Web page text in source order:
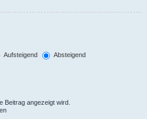
Aufsteigend
Absteigend
Beitrag angezeigt wird.